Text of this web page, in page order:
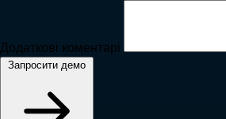
Додаткові коментарі
Запросити демо